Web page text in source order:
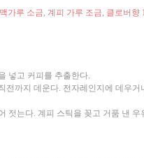
가루 소금, 계피 가루 조금, 클로버향
넣고 커피를 추출한다.
전까지 데운다. 전자레인지에 데우
젓는다. 계피 스틱을 꽂고 거품 낸